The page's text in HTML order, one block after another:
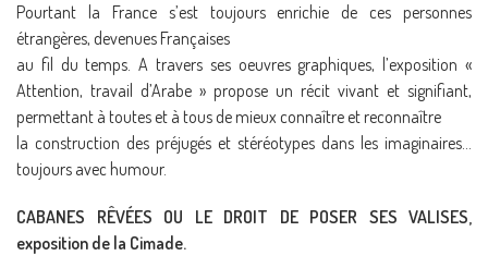
Pourtant la France s’est toujours enrichie de ces personnes
étrangères, devenues Françaises
au fil du temps. A travers ses oeuvres graphiques, l’exposition «
Attention, travail d’Arabe » propose un récit vivant et signifiant,
permettant à toutes et à tous de mieux connaître et reconnaître
la construction des préjugés et stéréotypes dans les imaginaires…
toujours avec humour.
CABANES RÊVÉES OU LE DROIT DE POSER SES VALISES,
exposition de la Cimade.